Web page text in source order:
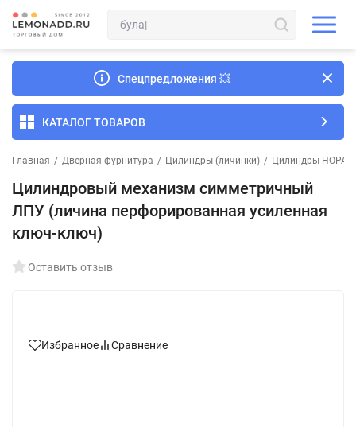
Спецпредложения 💥
КАТАЛОГ ТОВАРОВ
Главная / Дверная фурнитура / Цилиндры (личинки) / Цилиндры НОРА-
Цилиндровый механизм симметричный
ЛПУ (личина перфорированная усиленная
ключ-ключ)
Оставить отзыв
Избранное Сравнение